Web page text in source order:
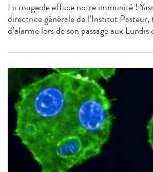
La rougeole efface notre immunité !
directrice générale de l’Institut
d’alarme lors de son passage aux Lundis